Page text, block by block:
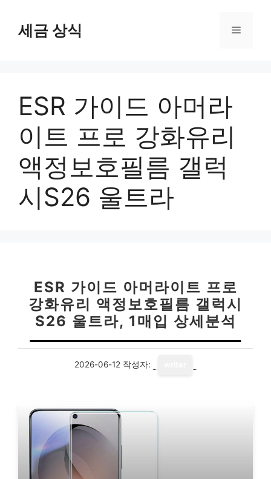
세금 상식 메
ESR 가이드 아머라
이트 프로 강화유리
액정보호필름 갤럭
시S26 울트라
ESR 가이드 아머라이트 프로
강화유리 액정보호필름 갤럭시
S26 울트라, 1매입 상세분석
2026-06-12 작성자: